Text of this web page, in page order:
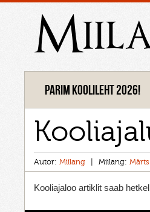
Parim koolileht 2026!
Autor: Miilang Miilang:
Kooliajaloo artiklit saab